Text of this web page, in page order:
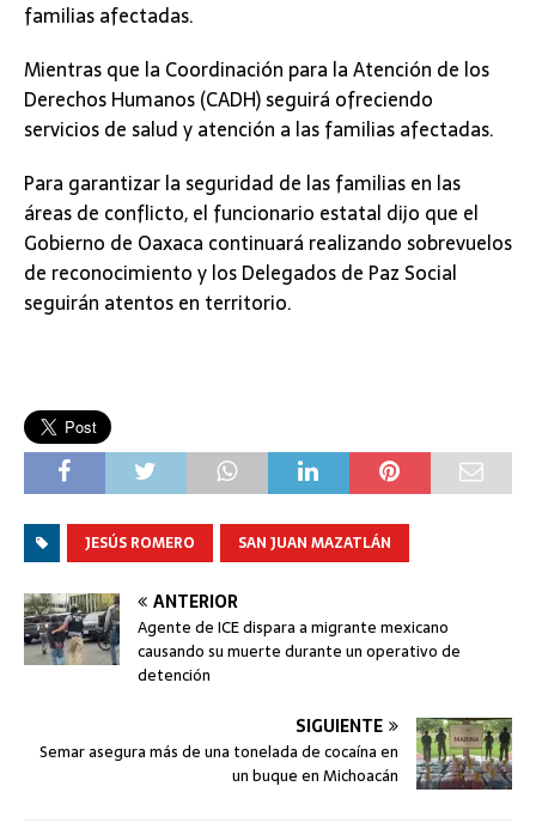
familias afectadas.
Mientras que la Coordinación para la Atención de los
Derechos Humanos (CADH) seguirá ofreciendo
servicios de salud y atención a las familias afectadas.
Para garantizar la seguridad de las familias en las
áreas de conflicto, el funcionario estatal dijo que el
Gobierno de Oaxaca continuará realizando sobrevuelos
de reconocimiento y los Delegados de Paz Social
seguirán atentos en territorio.
JESÚS ROMERO SAN JUAN MAZATLÁN
ANTERIOR
Agente de ICE dispara a migrante mexicano
causando su muerte durante un operativo de
detención
SIGUIENTE
Semar asegura más de una tonelada de cocaína en
un buque en Michoacán